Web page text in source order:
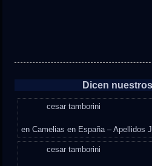
Dicen
cesar tamborini
enCamelias en España – Apellidos
cesar tamborini